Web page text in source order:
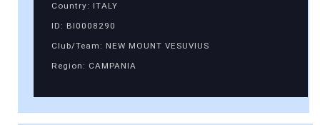
Country: ITALY
ID: BI0008290
Club/Team: NEW MOUNT VESUVIUS
Region: CAMPANIA